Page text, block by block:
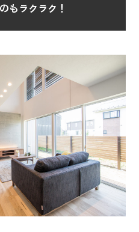
もラクラク！